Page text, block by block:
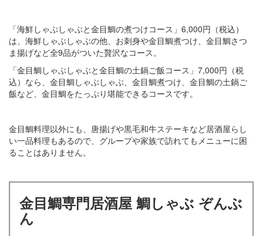
「海鮮しゃぶしゃぶと金目鯛の煮つけコース」6,000円（税込）
は、海鮮しゃぶしゃぶの他、お刺身や金目鯛煮つけ、金目鯛さつ
ま揚げなど全9品がついた贅沢なコース。
「金目鯛しゃぶしゃぶと金目鯛の土鍋ご飯コース」7,000円（税
込）なら、金目鯛しゃぶしゃぶ、金目鯛煮つけ、金目鯛の土鍋ご
飯など、金目鯛をたっぷり堪能できるコースです。
金目鯛料理以外にも、唐揚げや黒毛和牛ステーキなど居酒屋らし
い一品料理もあるので、グループや家族で訪れてもメニューに困
ることはありません。
金目鯛専門居酒屋 鯛しゃぶ ぞんぶ
ん